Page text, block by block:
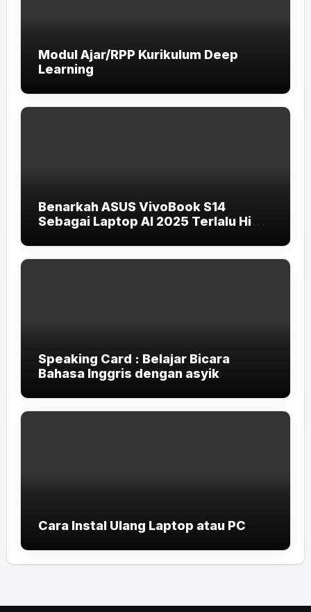
Modul Ajar/RPP Kurikulum Deep
Learning
Benarkah ASUS VivoBook S14
Sebagai Laptop AI 2025 Terlalu High-
Speaking Card : Belajar Bicara
Bahasa Inggris dengan asyik
Cara Instal Ulang Laptop atau PC